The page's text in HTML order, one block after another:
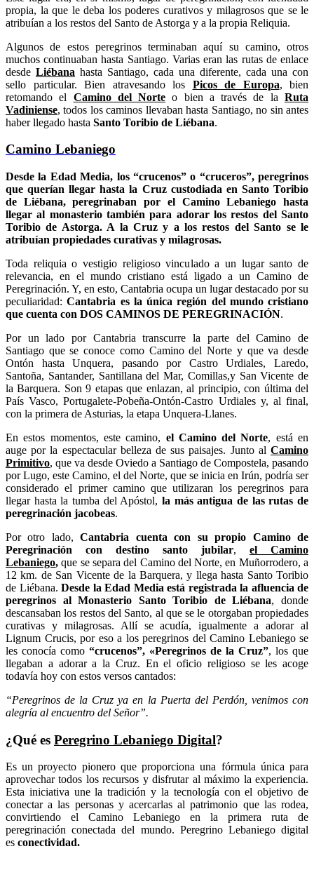
propia, la que le deba los poderes curativos y milagrosos que se le
atribuían a los restos del Santo de Astorga y a la propia Reliquia.
Algunos de estos peregrinos terminaban aquí su camino, otros
muchos continuaban hasta Santiago. Varias eran las rutas de enlace
desde Liébana hasta Santiago, cada una diferente, cada una con
sello particular. Bien atravesando los Picos de Europa, bien
retomando el Camino del Norte o bien a través de laRuta
Vadiniense, todos los caminos llevaban hasta Santiago, no sin antes
haber llegado hasta Santo Toribio de Liébana.
Camino Lebaniego
Desde la Edad Media, los “crucenos” o “cruceros”, peregrinos
que querían llegar hasta la Cruz custodiada en Santo Toribio
de Liébana, peregrinaban por el Camino Lebaniego hasta
llegar al monasterio también para adorar los restos del Santo
Toribio de Astorga. A la Cruz y a los restos del Santo se le
atribuían propiedades curativas y milagrosas.
Toda reliquia o vestigio religioso vinculado a un lugar santo de
relevancia, en el mundo cristiano está ligado a un Camino de
Peregrinación. Y, en esto, Cantabria ocupa un lugar destacado por su
peculiaridad:Cantabria es la única región del mundo cristiano
que cuenta con DOS CAMINOS DE PEREGRINACIÓN.
Por un lado por Cantabria transcurre la parte del Camino de
Santiago que se conoce como Camino del Norte y que va desde
Ontón hasta Unquera, pasando por Castro Urdiales, Laredo,
Santoña, Santander, Santillana del Mar, Comillas,y San Vicente de
la Barquera. Son 9 etapas que enlazan, al principio, con última del
País Vasco, Portugalete-Pobeña-Ontón-Castro Urdiales y, al final,
con la primera de Asturias, la etapa Unquera-Llanes.
En estos momentos, este camino, el Camino del Norte, está en
auge por la espectacular belleza de sus paisajes. Junto al Camino
Primitivo, que va desde Oviedo a Santiago de Compostela, pasando
por Lugo, este Camino, el del Norte, que se inicia en Irún, podría ser
considerado el primer camino que utilizaran los peregrinos para
llegar hasta la tumba del Apóstol, la más antigua de las rutas de
peregrinación jacobeas.
Por otro lado,Cantabria cuenta con su propio Camino de
Peregrinación con destino santo jubilar, el Camino
Lebaniego, que se separa del Camino del Norte, en Muñorrodero, a
12 km. de San Vicente de la Barquera, y llega hasta Santo Toribio
de Liébana. Desde la Edad Media está registrada la afluencia de
peregrinos al Monasterio Santo Toribio de Liébana, donde
descansaban los restos del Santo, al que se le otorgaban propiedades
curativas y milagrosas. Allí se acudía, igualmente a adorar al
Lignum Crucis, por eso a los peregrinos del Camino Lebaniego se
les conocía como “crucenos”, «Peregrinos de la Cruz”, los que
llegaban a adorar a la Cruz. En el oficio religioso se les acoge
todavía hoy con estos versos cantados:
“Peregrinos de la Cruz ya en la Puerta del Perdón, venimos con
alegría al encuentro del Señor”.
¿Qué es Peregrino Lebaniego Digital?
Es un proyecto pionero que proporciona una fórmula única para
aprovechar todos los recursos y disfrutar al máximo la experiencia.
Esta iniciativa une la tradición y la tecnología con el objetivo de
conectar a las personas y acercarlas al patrimonio que las rodea,
convirtiendo el Camino Lebaniego en la primera ruta de
peregrinación conectada del mundo. Peregrino Lebaniego digital
es conectividad.